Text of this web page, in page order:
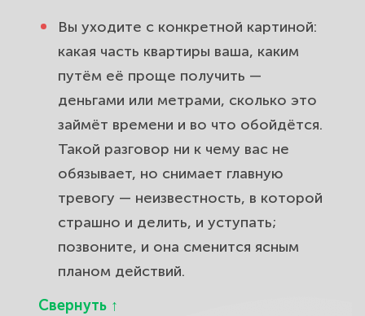
Вы уходите с конкретной картиной:
какая часть квартиры ваша, каким
путём её проще получить —
деньгами или метрами, сколько это
займёт времени и во что обойдётся.
Такой разговор ни к чему вас не
обязывает, но снимает главную
тревогу — неизвестность, в которой
страшно и делить, и уступать;
позвоните, и она сменится ясным
планом действий.